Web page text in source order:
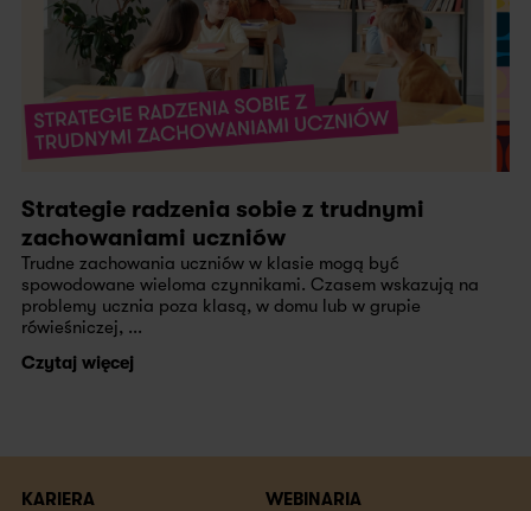
Strategie radzenia sobie z trudnymi
zachowaniami uczniów
Trudne zachowania uczniów w klasie mogą być
spowodowane wieloma czynnikami. Czasem wskazują na
problemy ucznia poza klasą, w domu lub w grupie
rówieśniczej, ...
Czytaj więcej
KARIERA WEBINARIA